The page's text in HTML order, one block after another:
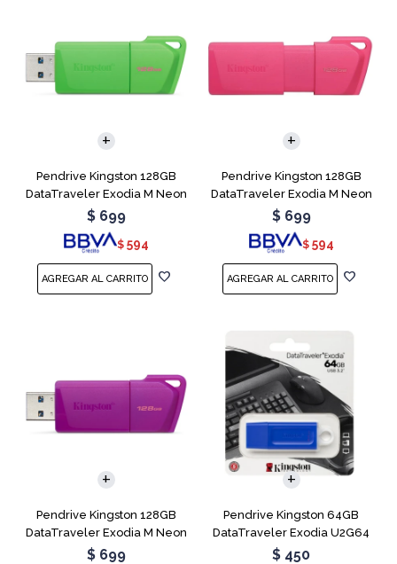
Pendrive Kingston 128GB
DataTraveler Exodia M Neon
Green
$ 699
$ 594
Pendrive Kingston 128GB
DataTraveler Exodia M Neon
Pink
$ 699
$ 594
Pendrive Kingston 128GB
DataTraveler Exodia M Neon
Purple
$ 699
Pendrive Kingston 64GB
DataTraveler Exodia U2G64
Blue
$ 450